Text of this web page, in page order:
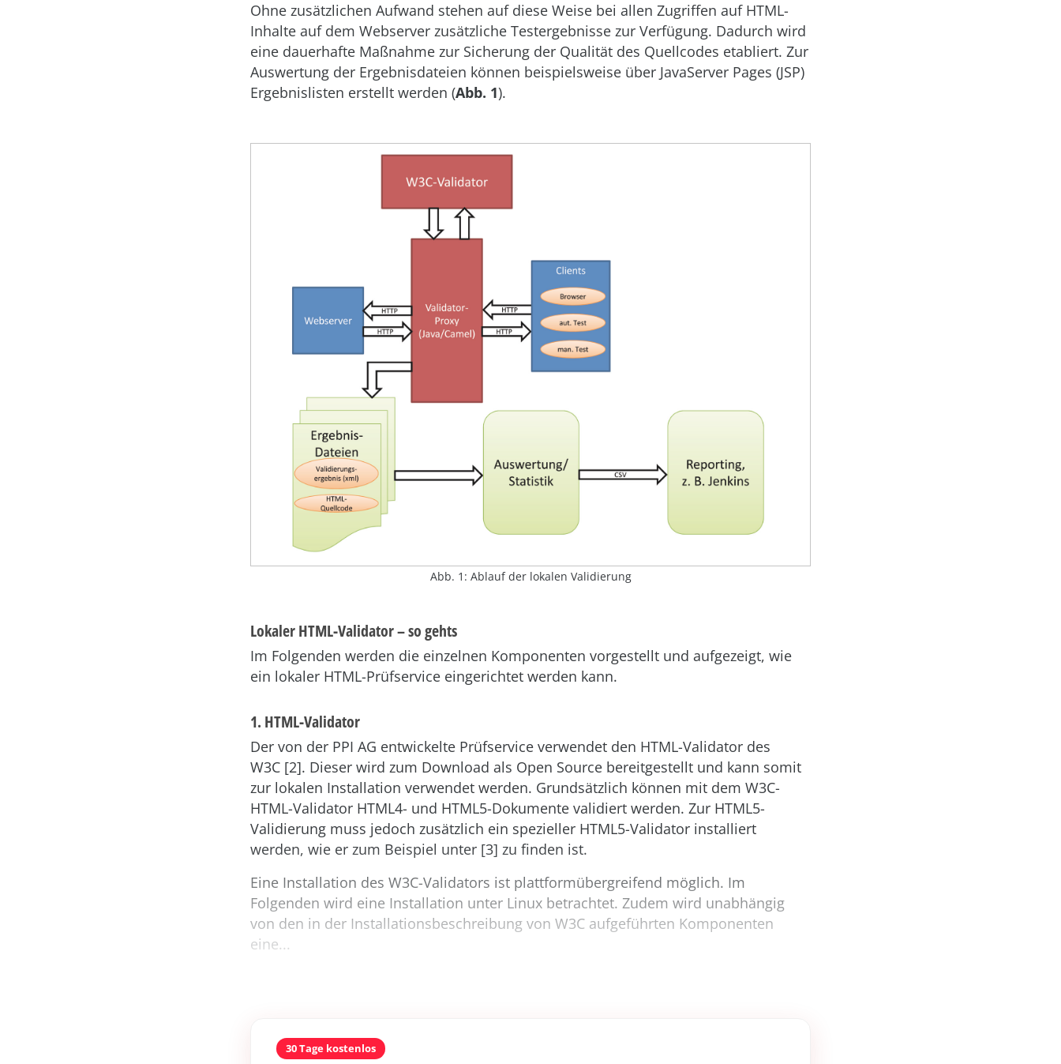
Ohne zusätzlichen Aufwand stehen auf diese Weise bei allen Zugriffen auf HTML-
Inhalte auf dem Webserver zusätzliche Testergebnisse zur Verfügung. Dadurch wird
eine dauerhafte Maßnahme zur Sicherung der Qualität des Quellcodes etabliert. Zur
Auswertung der Ergebnisdateien können beispielsweise über JavaServer Pages (JSP)
Ergebnislisten erstellt werden (Abb. 1).
Abb. 1: Ablauf der lokalen Validierung
Lokaler HTML-Validator – so gehts
Im Folgenden werden die einzelnen Komponenten vorgestellt und aufgezeigt, wie
ein lokaler HTML-Prüfservice eingerichtet werden kann.
1. HTML-Validator
Der von der PPI AG entwickelte Prüfservice verwendet den HTML-Validator des
W3C [2]. Dieser wird zum Download als Open Source bereitgestellt und kann somit
zur lokalen Installation verwendet werden. Grundsätzlich können mit dem W3C-
HTML-Validator HTML4- und HTML5-Dokumente validiert werden. Zur HTML5-
Validierung muss jedoch zusätzlich ein spezieller HTML5-Validator installiert
werden, wie er zum Beispiel unter [3] zu finden ist.
Eine Installation des W3C-Validators ist plattformübergreifend möglich. Im
Folgenden wird eine Installation unter Linux betrachtet. Zudem wird unabhängig
von den in der Installationsbeschreibung von W3C aufgeführten Komponenten
eine...
30 Tage kostenlos